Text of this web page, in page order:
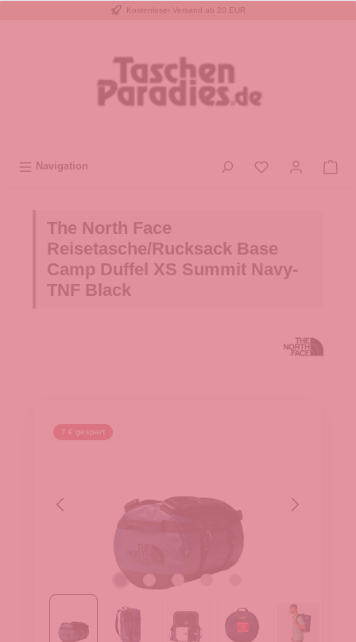
Kostenloser Versand ab 20 EUR
Navigation
The North Face
Reisetasche/Rucksack Base
Camp Duffel XS Summit Navy-
TNF Black
7 € gespart